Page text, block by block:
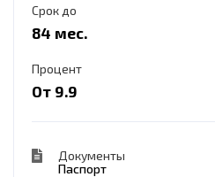
Срок до
84 мес.
Процент
От 9.9
Документы
Паспорт